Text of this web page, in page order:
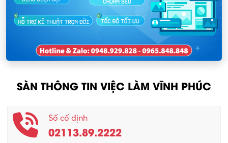
SÀN THÔNG TIN VIỆC LÀM VĨNH PHÚC
Số cố định
02113.89.2222